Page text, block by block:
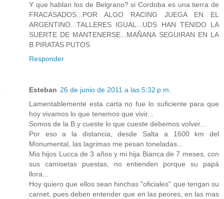
Y que hablan los de Belgrano? si Cordoba es una tierra de
FRACASADOS...POR ALGO RACING JUEGA EN EL
ARGENTINO...TALLERES IGUAL...UDS HAN TENIDO LA
SUERTE DE MANTENERSE...MAÑANA SEGUIRAN EN LA
B PIRATAS PUTOS
Responder
Esteban 26 de junio de 2011 a las 5:32 p.m.
Lamentablemente esta carta no fue lo suficiente para que
hoy vivamos lo que tenemos que vivir...
Somos de la B y cueste lo que cueste debemos volver...
Por eso a la distancia, desde Salta a 1600 km del
Monumental, las lagrimas me pesan toneladas...
Mis hijos Lucca de 3 años y mi hija Bianca de 7 meses, con
sus camisetas puestas, no entienden porque su papá
llora...
Hoy quiero que ellos sean hinchas "oficiales" que tengan su
carnet, pues deben entender que en las peores, en las mas